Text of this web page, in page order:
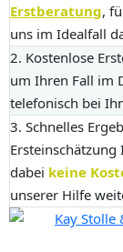
Erstberatung,
uns im Idealfall
2. Kostenlose
um Ihren Fall im
telefonisch bei
3. Schnelles
dabei keine
unserer Hilfe